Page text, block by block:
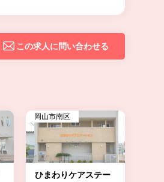
この求人に問い合わせる
岡山市南区
ひまわりケアステー